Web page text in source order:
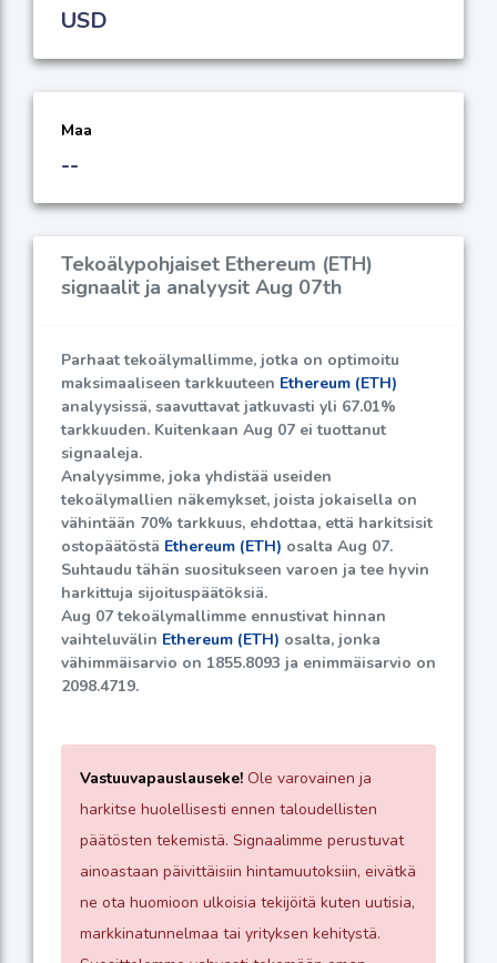
USD
Maa
--
Tekoälypohjaiset Ethereum (ETH)
signaalit ja analyysit Aug 07th
Parhaat tekoälymallimme, jotka on optimoitu
maksimaaliseen tarkkuuteen Ethereum (ETH)
analyysissä, saavuttavat jatkuvasti yli 67.01%
tarkkuuden. Kuitenkaan Aug 07 ei tuottanut
signaaleja.
Analyysimme, joka yhdistää useiden
tekoälymallien näkemykset, joista jokaisella on
vähintään 70% tarkkuus, ehdottaa, että harkitsisit
ostopäätöstä Ethereum (ETH) osalta Aug 07.
Suhtaudu tähän suositukseen varoen ja tee hyvin
harkittuja sijoituspäätöksiä.
Aug 07 tekoälymallimme ennustivat hinnan
vaihteluvälin Ethereum (ETH) osalta, jonka
vähimmäisarvio on 1855.8093 ja enimmäisarvio on
2098.4719.
Vastuuvapauslauseke! Ole varovainen ja
harkitse huolellisesti ennen taloudellisten
päätösten tekemistä. Signaalimme perustuvat
ainoastaan päivittäisiin hintamuutoksiin, eivätkä
ne ota huomioon ulkoisia tekijöitä kuten uutisia,
markkinatunnelmaa tai yrityksen kehitystä.